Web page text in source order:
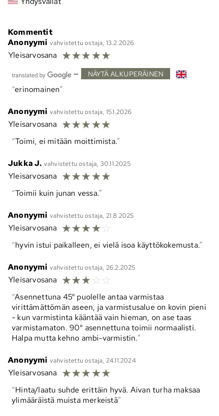
Kommentit
Anonyymi vahvistettu ostaja, 13.2.2026
Yleisarvosana ☆☆☆☆☆
— NÄYTÄ ALKUPERÄINEN
erinomainen
Anonyymi vahvistettu ostaja, 15.1.2026
Yleisarvosana ☆☆☆☆☆
Toimi, ei mitään moittimista.
Jukka J. vahvistettu ostaja, 30.11.2025
Yleisarvosana ☆☆☆☆☆
Toimii kuin junan vessa.
Anonyymi vahvistettu ostaja, 21.8.2025
Yleisarvosana ☆☆☆☆☆
hyvin istui paikalleen, ei vielä isoa käyttökokemusta.
Anonyymi vahvistettu ostaja, 26.2.2025
Yleisarvosana ☆☆☆☆ ☆
Asennettuna 45° puolelle antaa varmistaa
virittämättömän aseen, ja varmistusalue on kovin pieni
- kun varmistinta kääntää vain hieman, on ase taas
varmistamaton. 90° asennettuna toimii normaalisti.
Halpa mutta kehno ambi-varmistin.
Anonyymi vahvistettu ostaja, 24.11.2024
Yleisarvosana ☆☆☆☆☆
Hinta/laatu suhde erittäin hyvä. Aivan turha maksaa
ylimääräistä muista merkeistä